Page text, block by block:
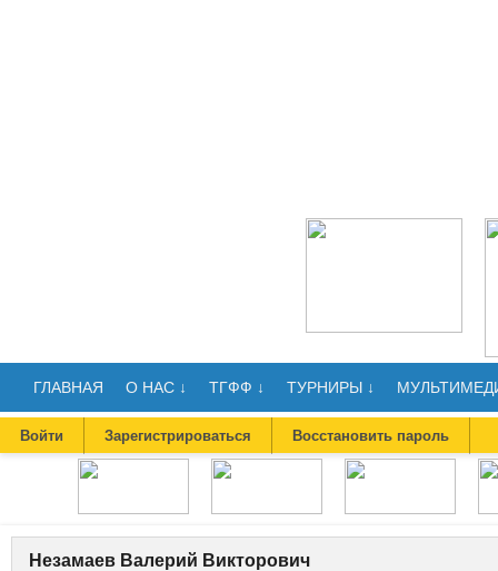
ГЛАВНАЯ О НАС ↓ ТГФФ ↓ ТУРНИРЫ ↓
Войти Зарегистрироваться Восстановить пароль
Незамаев Валерий Викторович